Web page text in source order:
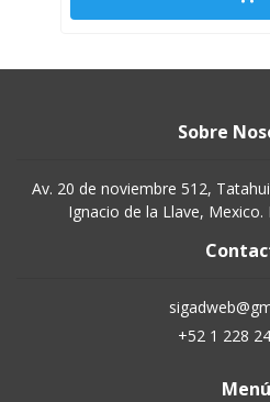
Sobre
Av. 20 de noviembre 512,
Ignacio de la Llave,
+52 1 228
Menú